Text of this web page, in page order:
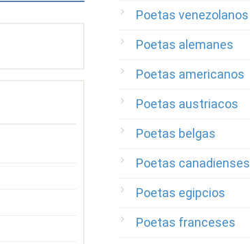
Poetas venezolanos
Poetas alemanes
Poetas americanos
Poetas austriacos
Poetas belgas
Poetas canadienses
Poetas egipcios
Poetas franceses